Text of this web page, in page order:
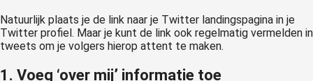
Natuurlijk plaats je de link naar je Twitter landingspagina in je
Twitter profiel. Maar je kunt de link ook regelmatig vermelden in
tweets om je volgers hierop attent te maken.
1. Voeg ‘over mij’ informatie toe